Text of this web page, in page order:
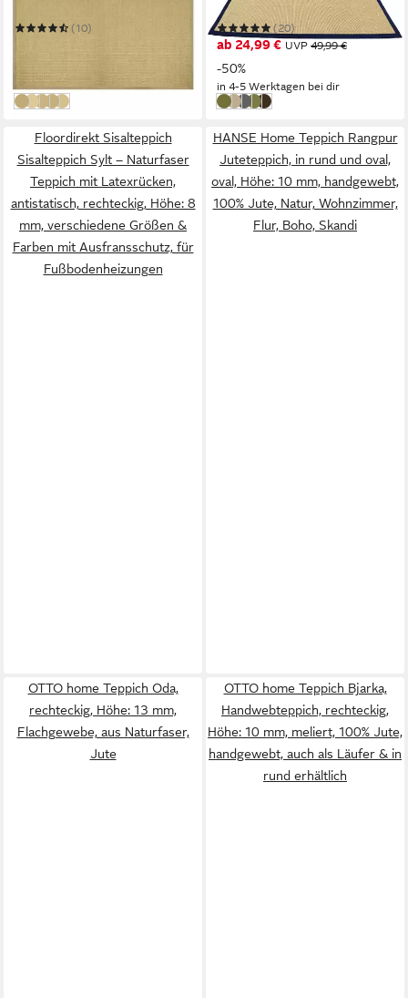
Farben
(10)
in 4-5 Werktagen bei dir
Creme
Jeans
Taupe
Cappuccino
Graphit
in 6 Farben
Mehrere Größen
(20)
ab 24,99 € UVP 49,99 €
-50%
in 4-5 Werktagen bei dir
Jeans
Creme
Graphit
Taupe
Cappuccino
Floordirekt Sisalteppich
Sisalteppich Sylt – Naturfaser
Teppich mit Latexrücken,
antistatisch, rechteckig, Höhe: 8
mm, verschiedene Größen &
Farben mit Ausfransschutz, für
Fußbodenheizungen
HANSE Home Teppich Rangpur
Juteteppich, in rund und oval,
oval, Höhe: 10 mm, handgewebt,
100% Jute, Natur, Wohnzimmer,
Flur, Boho, Skandi
OTTO home Teppich Oda,
rechteckig, Höhe: 13 mm,
Flachgewebe, aus Naturfaser,
Jute
OTTO home Teppich Bjarka,
Handwebteppich, rechteckig,
Höhe: 10 mm, meliert, 100% Jute,
handgewebt, auch als Läufer & in
rund erhältlich